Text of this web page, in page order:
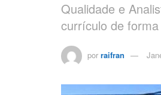
Qualidade e
currículo de
por raifran